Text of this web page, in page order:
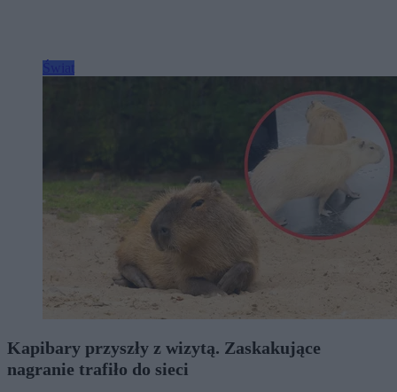
Kapibary przyszły z wizytą. Zaskakujące
nagranie trafiło do sieci